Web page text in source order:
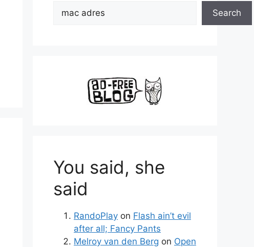
Search
You said, she
said
RandoPlay on Flash ain’t evil
after all; Fancy Pants
Melroy van den Berg on Open